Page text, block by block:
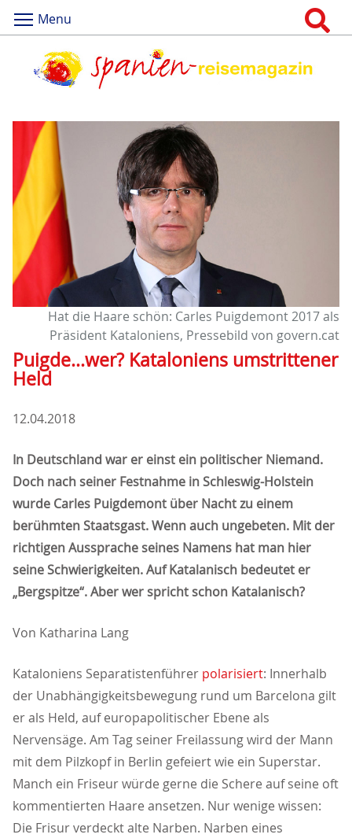
Menu
Hat die Haare schön: Carles Puigdemont 2017 als
Präsident Kataloniens, Pressebild von govern.cat
Puigde...wer? Kataloniens umstrittener
Held
12.04.2018
In Deutschland war er einst ein politischer Niemand.
Doch nach seiner Festnahme in Schleswig-Holstein
wurde Carles Puigdemont über Nacht zu einem
berühmten Staatsgast. Wenn auch ungebeten. Mit der
richtigen Aussprache seines Namens hat man hier
seine Schwierigkeiten. Auf Katalanisch bedeutet er
Bergspitze“. Aber wer spricht schon Katalanisch?
Von Katharina Lang
Kataloniens Separatistenführer polarisiert: Innerhalb
der Unabhängigkeitsbewegung rund um Barcelona gilt
er als Held, auf europapolitischer Ebene als
Nervensäge. Am Tag seiner Freilassung wird der Mann
mit dem Pilzkopf in Berlin gefeiert wie ein Superstar.
Manch ein Friseur würde gerne die Schere auf seine oft
kommentierten Haare ansetzen. Nur wenige wissen:
Die Frisur verdeckt alte Narben. Narben eines